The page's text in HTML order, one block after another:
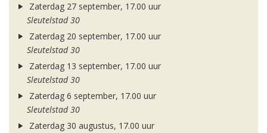
Zaterdag 27 september, 17.00 uur
Sleutelstad 30
Zaterdag 20 september, 17.00 uur
Sleutelstad 30
Zaterdag 13 september, 17.00 uur
Sleutelstad 30
Zaterdag 6 september, 17.00 uur
Sleutelstad 30
Zaterdag 30 augustus, 17.00 uur